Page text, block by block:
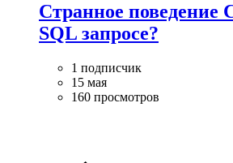
Странное поведение
SQL запросе?
1 подписчик
15 мая
160 просмотров